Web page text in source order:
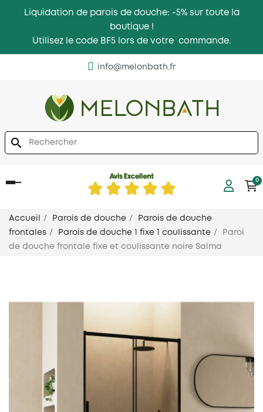
Liquidation de parois de douche: -5% sur toute la
boutique !
Utilisez le code BF5 lors de votre commande.
info@melonbath.fr
search
Basculer
0
Accueil Parois de douche
Parois de douche
frontales
Parois de douche 1 fixe 1 coulissante
Paroi
de douche frontale fixe et coulissante noire Salma